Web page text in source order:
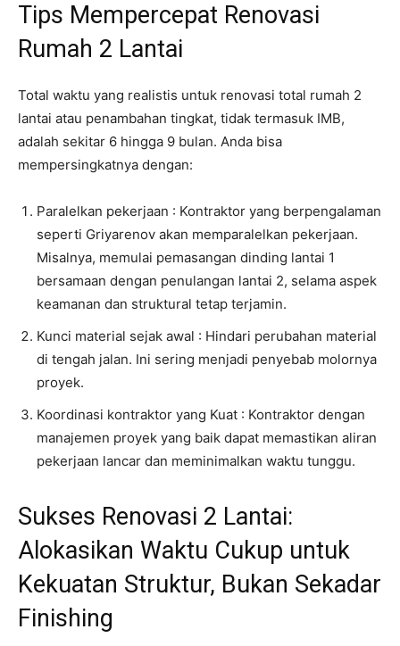
Tips Mempercepat Renovasi
Rumah 2 Lantai
Total waktu yang realistis untuk renovasi total rumah 2
lantai atau penambahan tingkat, tidak termasuk IMB,
adalah sekitar 6 hingga 9 bulan. Anda bisa
mempersingkatnya dengan:
Paralelkan pekerjaan : Kontraktor yang berpengalaman
seperti Griyarenov akan memparalelkan pekerjaan.
Misalnya, memulai pemasangan dinding lantai 1
bersamaan dengan penulangan lantai 2, selama aspek
keamanan dan struktural tetap terjamin.
Kunci material sejak awal : Hindari perubahan material
di tengah jalan. Ini sering menjadi penyebab molornya
proyek.
Koordinasi kontraktor yang Kuat : Kontraktor dengan
manajemen proyek yang baik dapat memastikan aliran
pekerjaan lancar dan meminimalkan waktu tunggu.
Sukses Renovasi 2 Lantai:
Alokasikan Waktu Cukup untuk
Kekuatan Struktur, Bukan Sekadar
Finishing